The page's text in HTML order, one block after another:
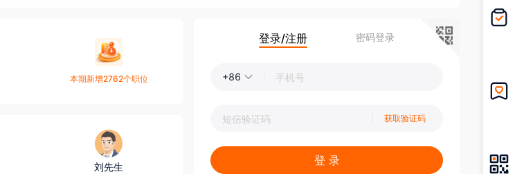
本期新增2762个职位
刘先生
登录/注册 密码登录
+86
获取验证码
登 录